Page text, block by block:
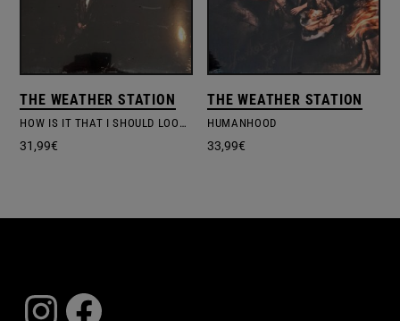
THE WEATHER STATION
HOW IS IT THAT I SHOULD LOOK AT THE STARS
31,99€
THE WEATHER STATION
HUMANHOOD
33,99€
Instagram
Facebook